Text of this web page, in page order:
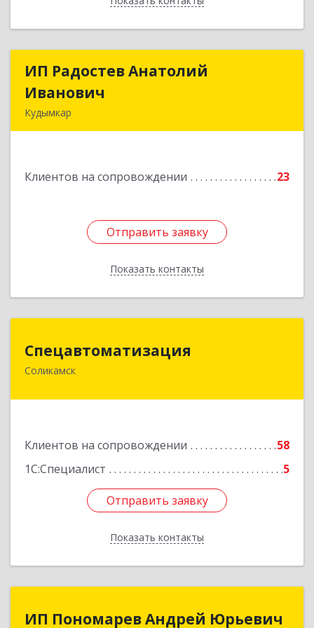
ИП Радостев Анатолий
Иванович
Кудымкар
Клиентов на сопровождении 23
Отправить заявку
Показать контакты
ИП Радостев Анатолий
Подробнее
Отправить заявку
Назад
Спецавтоматизация
Соликамск
Клиентов на сопровождении
58
1С:Специалист
5
Отправить заявку
Показать контакты
Отправить заявку
Назад
ИП Пономарев Андрей Юрьевич
ИП Пономарев Андрей Юрьевич